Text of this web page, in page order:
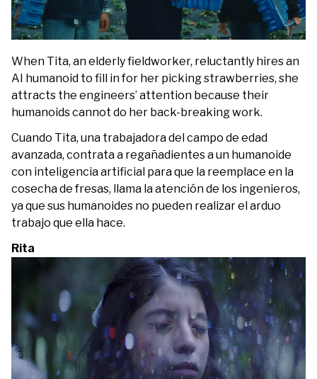
When Tita, an elderly fieldworker, reluctantly hires an
AI humanoid to fill in for her picking strawberries, she
attracts the engineers’ attention because their
humanoids cannot do her back-breaking work.
Cuando Tita, una trabajadora del campo de edad
avanzada, contrata a regañadientes a un humanoide
con inteligencia artificial para que la reemplace en la
cosecha de fresas, llama la atención de los ingenieros,
ya que sus humanoides no pueden realizar el arduo
trabajo que ella hace.
Rita